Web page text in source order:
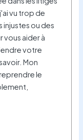
vu trop de
injustes ou des
vous aider à
votre
Mon
le